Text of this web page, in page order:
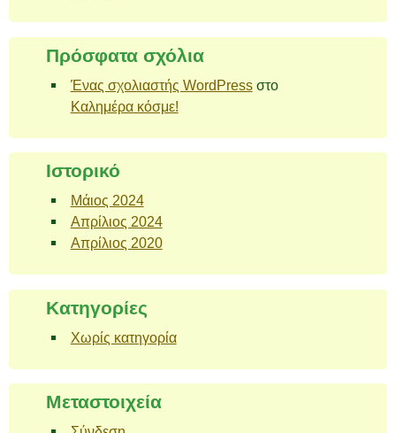
Πρόσφατα σχόλια
Ένας σχολιαστής WordPressστο
Καλημέρα κόσμε!
Ιστορικό
Μάιος 2024
Απρίλιος 2024
Απρίλιος 2020
Kατηγορίες
Χωρίς κατηγορία
Μεταστοιχεία